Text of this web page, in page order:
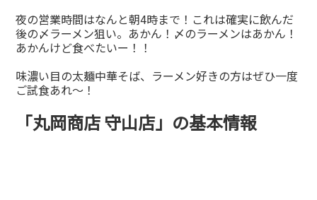
夜の営業時間はなんと朝4時まで！これは確実に飲んだ
後の〆ラーメン狙い。あかん！〆のラーメンはあかん！
あかんけど食べたいー！！
味濃い目の太麺中華そば、ラーメン好きの方はぜひ一度
ご試食あれ～！
「丸岡商店 守山店」の基本情報